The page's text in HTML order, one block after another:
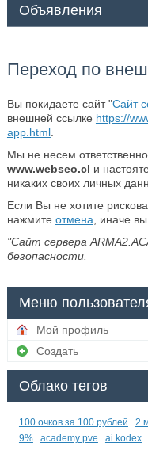
Объявления
Переход по
Вы покидаете сайт "Сайт
внешней ссылке https://
app.html.
Мы не несем
www.webseo.cl и
никаких своих личных
Если Вы не хотите
нажмите отмена , иначе
"Сайт сервера
безопасности.
Меню
Мой профиль
Создать
Облако тегов
100 очков за 100 рублей 2
9%
academy pve ai kodex